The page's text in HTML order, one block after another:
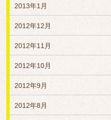
2013年1月
2012年12月
2012年11月
2012年10月
2012年9月
2012年8月